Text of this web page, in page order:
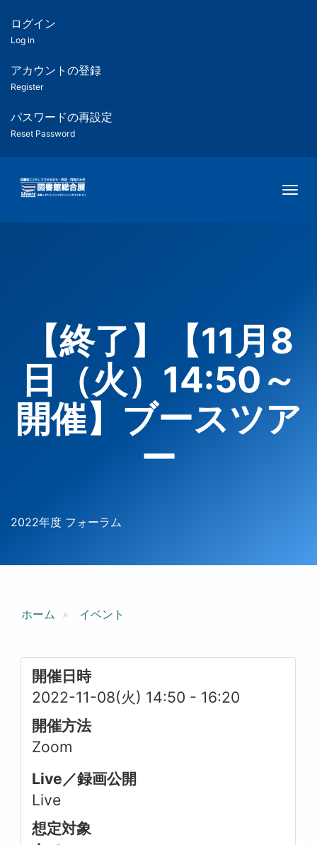
ツ
匿
名
ユ
ー
ー
用
メ
ログイン
Log in
アカウントの登録
Register
パスワードの再設定
Reset Password
【終了】【11月8
日（火）14:50～
開催】ブースツア
ー
2022年度 フォーラム
ホーム イベント
開催日時
2022-11-08(火) 14:50 - 16:20
開催方法
Zoom
Live／録画公開
Live
想定対象